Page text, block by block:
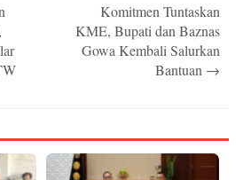
Komitmen Tuntaskan
KME, Bupati dan Baznas
Gowa Kembali Salurkan
Bantuan →